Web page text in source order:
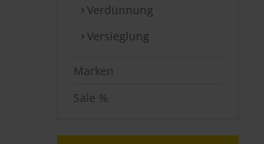
Verdünnung
Versieglung
Marken
Sale %